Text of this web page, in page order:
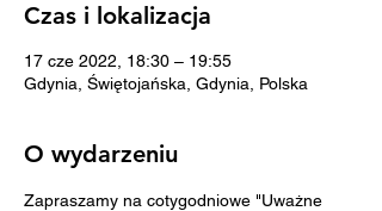
Czas i lokalizacja
17 cze 2022, 18:30 – 19:55
Gdynia, Świętojańska, Gdynia, Polska
O wydarzeniu
Zapraszamy na cotygodniowe "Uważne